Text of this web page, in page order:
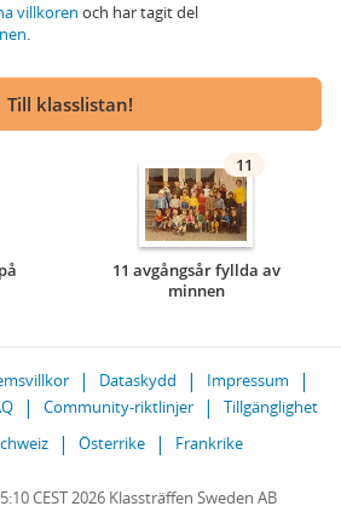
villkoren och har tagit del
.
Till klasslistan!
11
11 avgångsår fyllda av
minnen
Dataskydd
Impressum
Community-riktlinjer
Tillgänglighet
Österrike Frankrike
CEST 2026 Klassträffen Sweden AB